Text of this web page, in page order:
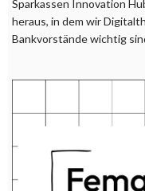
Sparkassen Innovation
heraus, in dem wir
Bankvorstände wichtig